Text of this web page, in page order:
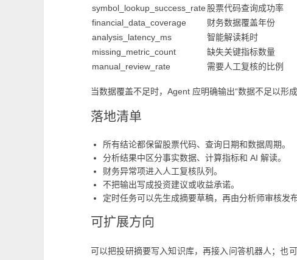
symbol_lookup_success_rate 股票代码查询成功率
financial_data_coverage
财务数据覆盖年份
analysis_latency_ms
智能解读耗时
missing_metric_count
缺失关键指标数量
manual_review_rate
需要人工复核的比例
当数据覆盖不足时，Agent 应明确输出“数据不足以形
落地清单
所有结论都保留股票代码、查询日期和数据周期。
分析结果中区分事实数据、计算指标和 AI 解读。
财务异常项进入人工复核队列。
不把输出写成投资建议或收益承诺。
定时任务可以先生成摘要草稿，再由分析师审核发布
可扩展方向
可以把投研摘要写入知识库，再接入问答机器人；也